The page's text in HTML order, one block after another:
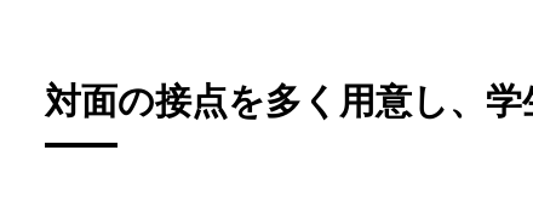
対面の接点を多く用意し、